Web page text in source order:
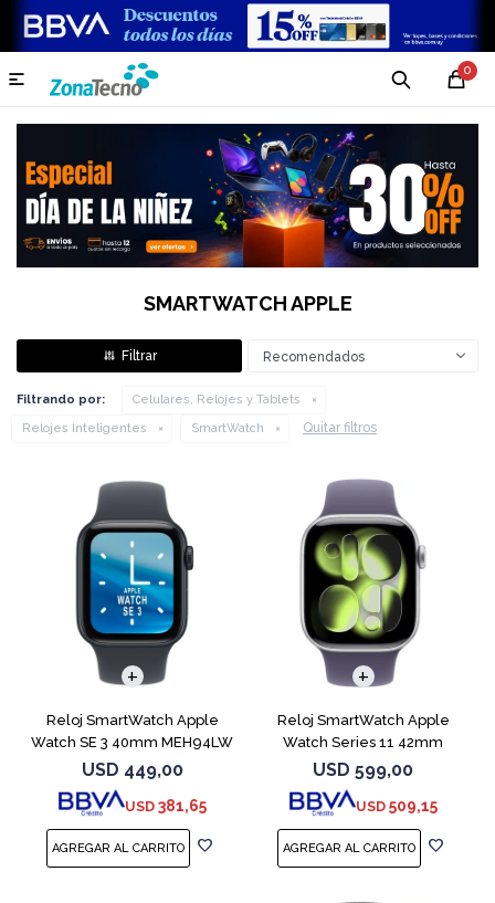
0

SMARTWATCH APPLE
Recomendados
Filtrando por:
Celulares, Relojes y Tablets
Relojes Inteligentes
SmartWatch Quitar filtros
Reloj SmartWatch Apple
Watch SE 3 40mm MEH94LW
Midnight SM
USD 449,00
USD 381,65
Reloj SmartWatch Apple
Watch Series 11 42mm
MEU64L Silver SM
USD 599,00
USD 509,15